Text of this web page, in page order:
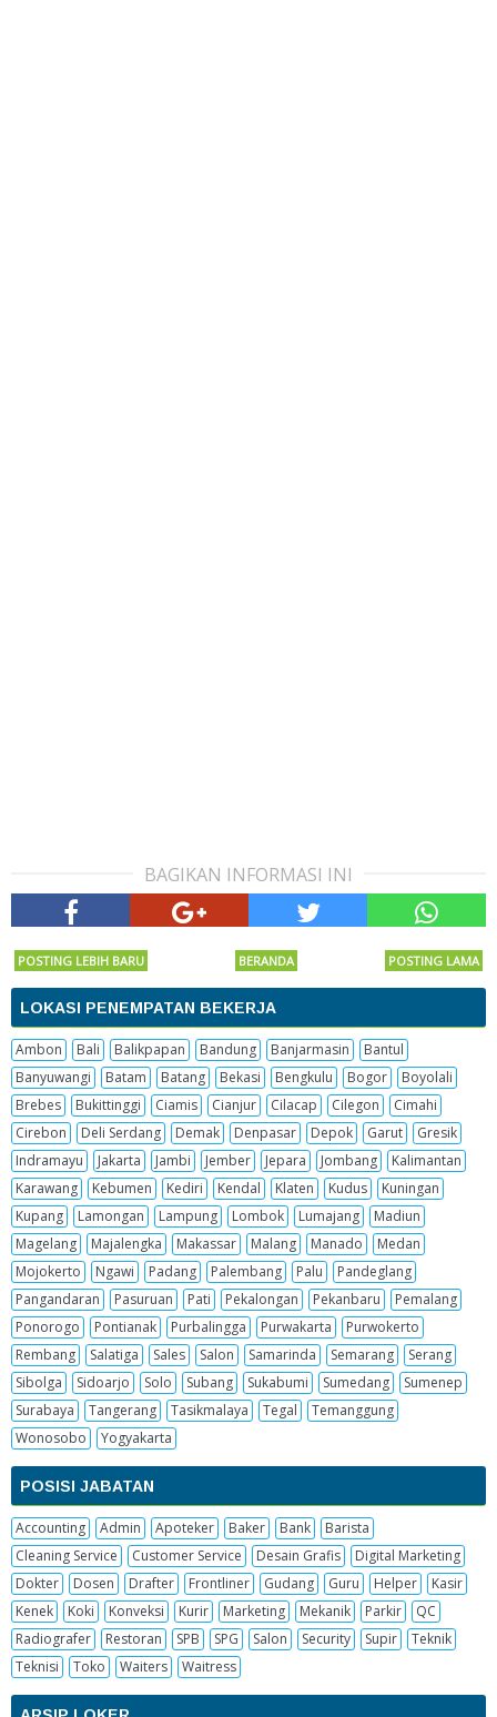
BAGIKAN INFORMASI INI
POSTING LEBIH BARU POSTING LAMA
BERANDA
LOKASI PENEMPATAN BEKERJA
Ambon Bali Balikpapan Bandung Banjarmasin
Bantul
Banyuwangi
Batam Batang Bekasi Bengkulu Bogor
Boyolali
Brebes
Bukittinggi Ciamis Cianjur Cilacap Cilegon
Cimahi
Cirebon
Deli Serdang Demak Denpasar Depok Garut
Gresik
Indramayu
Jakarta Jambi Jember Jepara Jombang
Kalimantan
Karawang
Kebumen Kediri Kendal Klaten Kudus
Kuningan
Kupang
Lamongan Lampung Lombok Lumajang
Madiun
Magelang
Majalengka Makassar Malang Manado
Medan
Mojokerto
Ngawi Padang Palembang Palu
Pandeglang
Pangandaran
Pasuruan Pati Pekalongan Pekanbaru
Pemalang
Ponorogo
Pontianak Purbalingga Purwakarta
Purwokerto
Rembang
Salatiga Sales Salon Samarinda Semarang
Serang
Sibolga
Sidoarjo Solo Subang Sukabumi Sumedang
Sumenep
Surabaya
Tangerang Tasikmalaya Tegal
Temanggung
Wonosobo
Yogyakarta
POSISI JABATAN
Accounting Admin Apoteker Baker Bank
Barista
Cleaning Service
Customer Service Desain Grafis
Digital Marketing
Dokter
Dosen Drafter Frontliner Gudang Guru Helper
Kasir
Kenek
Koki Konveksi Kurir Marketing Mekanik Parkir
QC
Radiografer
Restoran SPB SPG Salon Security Supir
Teknik
Teknisi
Toko Waiters Waitress